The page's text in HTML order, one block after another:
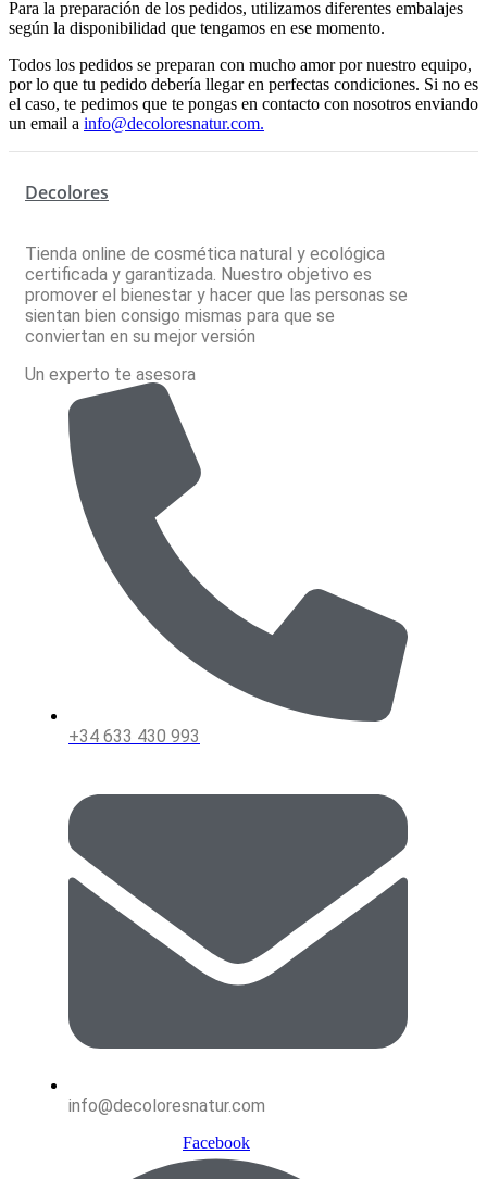
Para la preparación de los pedidos, utilizamos diferentes embalajes
según la disponibilidad que tengamos en ese momento.
Todos los pedidos se preparan con mucho amor por nuestro equipo,
por lo que tu pedido debería llegar en perfectas condiciones. Si no es
el caso, te pedimos que te pongas en contacto con nosotros enviando
un email a info@decoloresnatur.com.
Decolores
Tienda online de cosmética natural y ecológica
certificada y garantizada. Nuestro objetivo es
promover el bienestar y hacer que las personas se
sientan bien consigo mismas para que se
conviertan en su mejor versión
Un experto te asesora
+34 633 430 993
info@decoloresnatur.com
Facebook